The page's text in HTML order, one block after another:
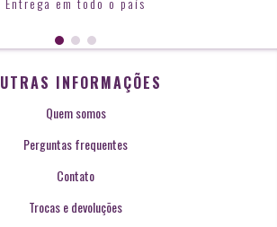
INFORMAÇÕES
Quem somos
Perguntas frequentes
Contato
Trocas e devoluções